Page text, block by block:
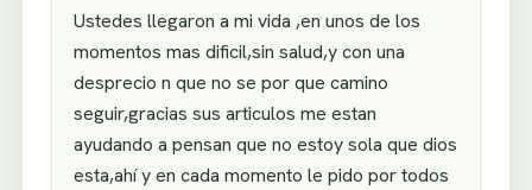
Ustedes llegaron a mi vida ,en unos de los
momentos mas dificil,sin salud,y con una
desprecio n que no se por que camino
seguir,gracias sus articulos me estan
ayudando a pensan que no estoy sola que dios
esta,ahí y en cada momento le pido por todos